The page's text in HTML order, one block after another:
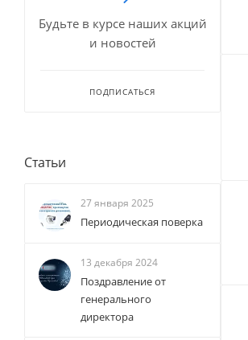
Будьте в курсе наших акций
и новостей
ПОДПИСАТЬСЯ
Статьи
27 января 2025
Периодическая поверка
13 декабря 2024
Поздравление от
генерального
директора